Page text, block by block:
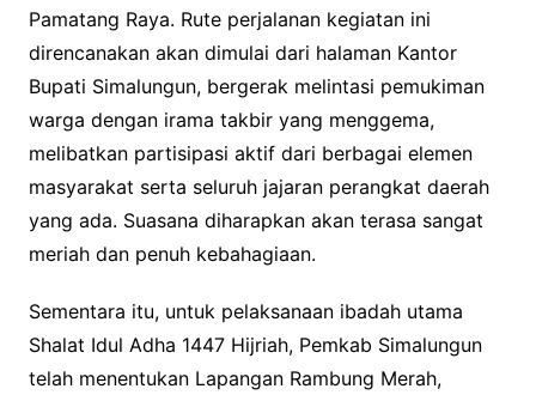
Pamatang Raya. Rute perjalanan kegiatan ini
direncanakan akan dimulai dari halaman Kantor
Bupati Simalungun, bergerak melintasi pemukiman
warga dengan irama takbir yang menggema,
melibatkan partisipasi aktif dari berbagai elemen
masyarakat serta seluruh jajaran perangkat daerah
yang ada. Suasana diharapkan akan terasa sangat
meriah dan penuh kebahagiaan.
Sementara itu, untuk pelaksanaan ibadah utama
Shalat Idul Adha 1447 Hijriah, Pemkab Simalungun
telah menentukan Lapangan Rambung Merah,